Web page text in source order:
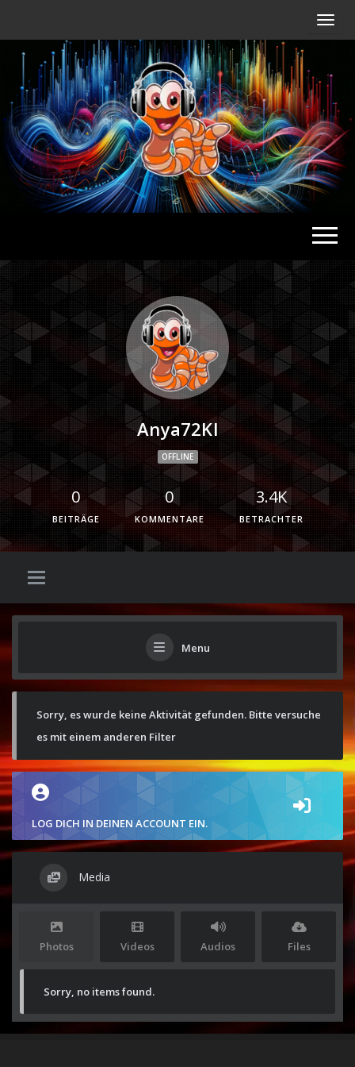
Radio
Anya72Kl
OFFLINE
0
BEITRÄGE
0
KOMMENTARE
3.4K
BETRACHTER
Menu
Sorry, es wurde keine Aktivität gefunden. Bitte versuche
es mit einem anderen Filter
LOG DICH IN DEINEN ACCOUNT EIN.
Media
Photos Videos Audios Files
Sorry, no items found.